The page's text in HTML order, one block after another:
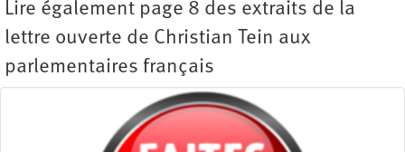
Lire également page 8 des extraits de la
lettre ouverte de Christian Tein aux
parlementaires français